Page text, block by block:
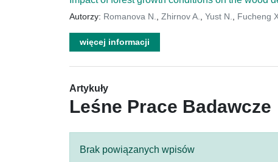
Autorzy: Romanova N. Zhirnov A. Yust N. Fucheng
więcej informacji
Artykuły
Leśne Prace Badawcze
Brak powiązanych wpisów